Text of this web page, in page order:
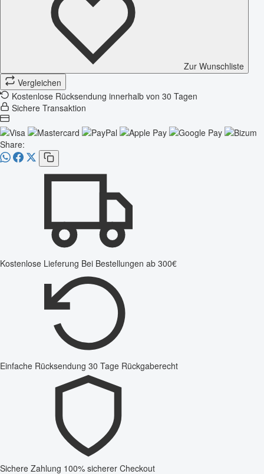
Zur Wunschliste
Vergleichen
Kostenlose Rücksendung innerhalb von 30 Tagen
Sichere Transaktion
Share:
Kostenlose Lieferung Bei Bestellungen ab 300€
Einfache Rücksendung 30 Tage Rückgaberecht
Sichere Zahlung 100% sicherer Checkout